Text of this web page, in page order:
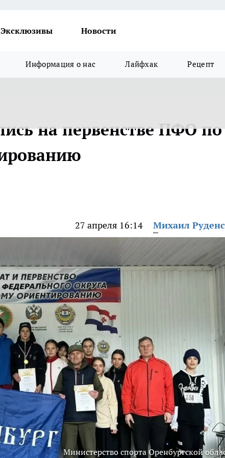
Эксклюзивы Новости
Информация о нас Лайфхак Рецепт
на первенстве ПФО по
27 апреля 16:14 Михаил
Министерство спорта Оренбургской